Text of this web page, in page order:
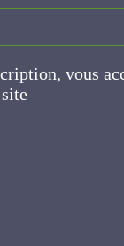
vous
ce site